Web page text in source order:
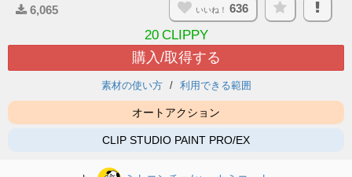
6,065 いいね！ 636
20 CLIPPY
購入/取得する
素材の使い方 利用できる範囲
オートアクション
CLIP STUDIO PAINT PRO/EX